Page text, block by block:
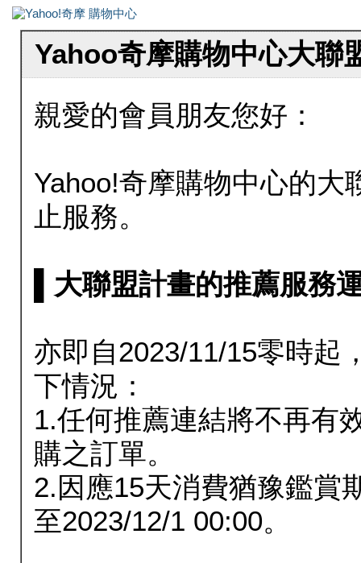
Yahoo奇摩購物中心大聯
親愛的會員朋友您好：
Yahoo!奇摩購物中心的大
止服務。
▌大聯盟計畫的推薦服務
亦即自2023/11/15零時起
下情況：
1.任何推薦連結將不再有
購之訂單。
2.因應15天消費猶豫鑑賞
至2023/12/1 00:00。